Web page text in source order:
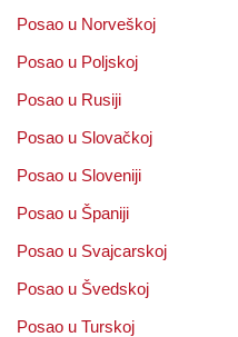
Posao u Norveškoj
Posao u Poljskoj
Posao u Rusiji
Posao u Slovačkoj
Posao u Sloveniji
Posao u Španiji
Posao u Svajcarskoj
Posao u Švedskoj
Posao u Turskoj